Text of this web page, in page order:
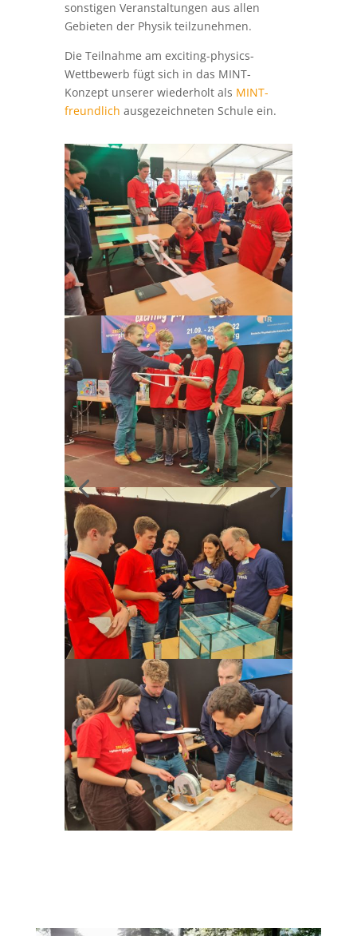
sonstigen Veranstaltungen aus allen
Gebieten der Physik teilzunehmen.
Die Teilnahme am exciting-physics-
Wettbewerb fügt sich in das MINT-
Konzept unserer wiederholt als MINT-
freundlich ausgezeichneten Schule ein.